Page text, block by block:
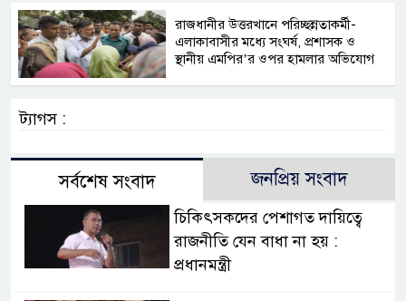
রাজধানীর উত্তরখানে পরিচ্ছন্নতাকর্মী-
এলাকাবাসীর মধ্যে সংঘর্ষ, প্রশাসক ও
স্থানীয় এমপির’র ওপর হামলার অভিযোগ
ট্যাগস :
সর্বশেষ সংবাদ জনপ্রিয় সংবাদ
চিকিৎসকদের পেশাগত দায়িত্বে
রাজনীতি যেন বাধা না হয় :
প্রধানমন্ত্রী